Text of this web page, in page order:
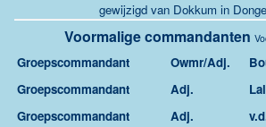
gewijzigd van Dokkum in
Voormalige commandanten
Groepscommandant Owmr/Adj.
Groepscommandant
Adj.
Groepscommandant
Adj.